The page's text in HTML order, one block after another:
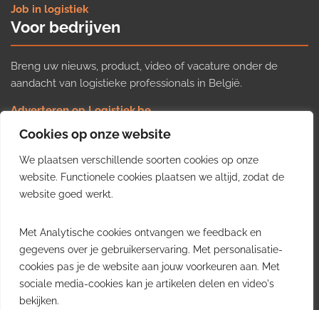
Cookies op onze website
We plaatsen verschillende soorten cookies op onze
website. Functionele cookies plaatsen we altijd, zodat de
website goed werkt.
Met Analytische cookies ontvangen we feedback en
gegevens over je gebruikerservaring. Met personalisatie-
cookies pas je de website aan jouw voorkeuren aan. Met
sociale media-cookies kan je artikelen delen en video's
bekijken.
Job in logistiek
Voor bedrijven
Breng uw nieuws, product, video of vacature onder de
aandacht van logistieke professionals in België.
Adverteren op Logistiek.be
Nieuws insturen
Uw video op Logistiek.TV
Job plaatsen
Gratis wekelijkse update
inzichten uit de Belgische logistieke sector in uw inbox.
Ontvang je gratis
wekelijkse update